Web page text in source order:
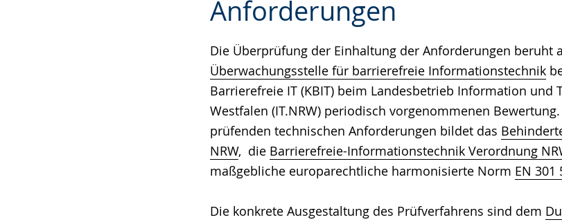
Anforderungen
Die Überprüfung der Einhaltung der Anforderungen beruht
Überwachungsstelle für barrierefreie Informationstechnik
Barrierefreie IT (KBIT) beim Landesbetrieb Information und
Westfalen (IT.NRW) periodisch vorgenommenen
prüfenden technischen Anforderungen bildet das
NRW, die Barrierefreie-Informationstechnik Verordnung
maßgebliche europarechtliche harmonisierte Norm EN 301
Die konkrete Ausgestaltung des Prüfverfahrens sind dem
wechseln.
Deutscher
wird
angezeigt.